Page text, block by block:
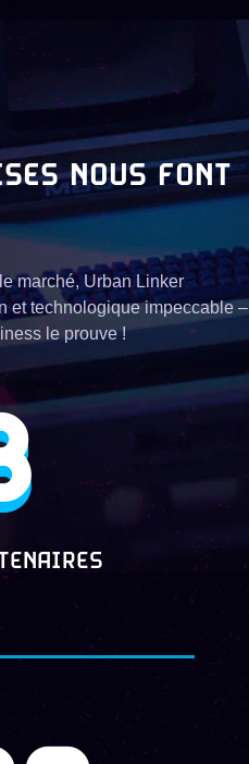
NOUS FONT
marché, Urban Linker
et technologique impeccable –
le prouve !